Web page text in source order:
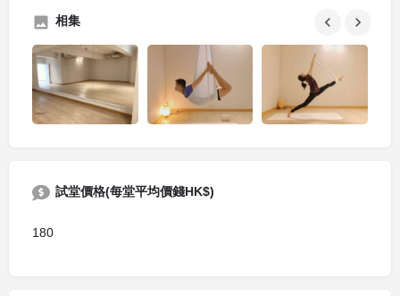
相集
試堂價格(每堂平均價錢HK$)
180